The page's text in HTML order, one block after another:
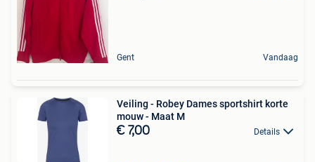
Gent Vandaag
Veiling - Robey Dames sportshirt korte
mouw - Maat M
€ 7,00 Details